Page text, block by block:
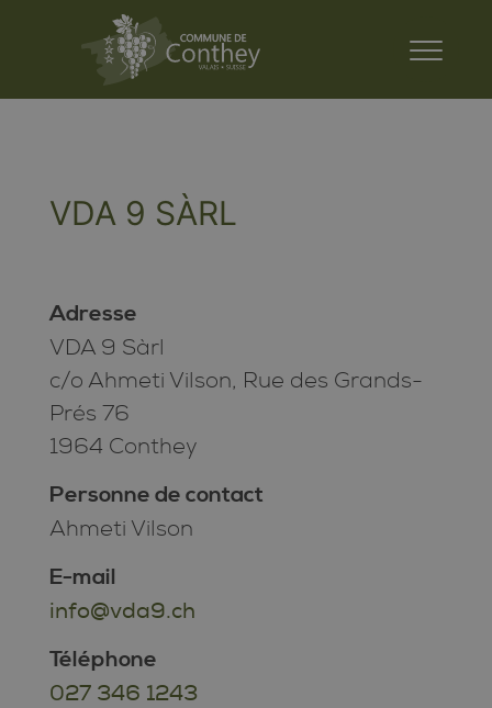
VDA 9 SÀRL
Adresse
VDA 9 Sàrl
c/o Ahmeti Vilson, Rue des Grands-
Prés 76
1964 Conthey
Personne de contact
Ahmeti Vilson
E-mail
info@vda9.ch
Téléphone
027 346 1243